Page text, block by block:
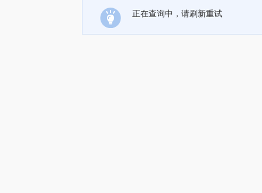
正在查询中，请刷新重试